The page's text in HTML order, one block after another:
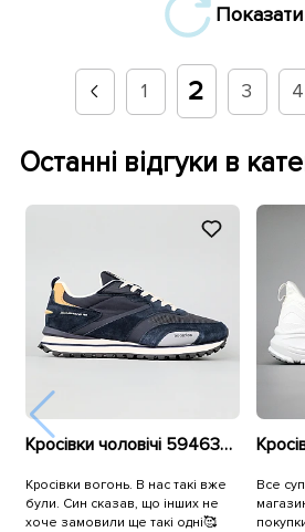
1 2 3 4
Останні відгуки в
Кросівки чоловічі 594637 Сині
Кросівки вогонь. В нас такі вже
були. Син сказав, що інших не
хоче замовили ще такі одні🥰
Все